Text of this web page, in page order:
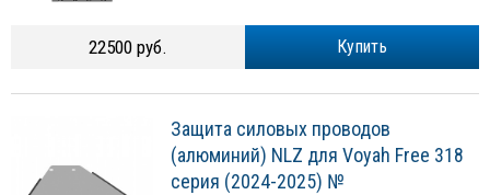
Купить
22500 руб.
Защита силовых проводов
(алюминий) NLZ для Voyah Free 318
серия (2024-2025) №